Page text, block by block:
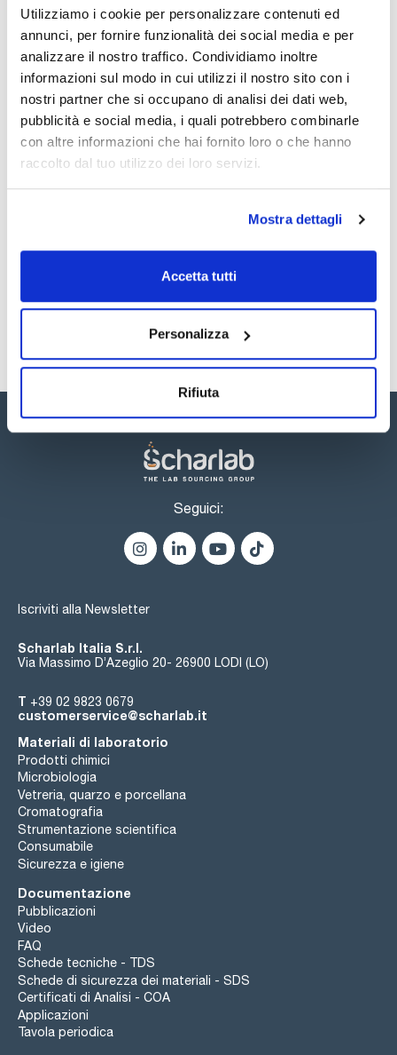
Utilizziamo i cookie per personalizzare contenuti ed
annunci, per fornire funzionalità dei social media e per
analizzare il nostro traffico. Condividiamo inoltre
informazioni sul modo in cui utilizzi il nostro sito con i
nostri partner che si occupano di analisi dei dati web,
pubblicità e social media, i quali potrebbero combinarle
con altre informazioni che hai fornito loro o che hanno
raccolto dal tuo utilizzo dei loro servizi.
Mostra dettagli
Accetta tutti
Personalizza
Rifiuta
Stampa pagina prodotto
Caratteristiche
Capacità (ml) : 500
Femmina : 29/32
Conf. (unità) : 1
Beute a fondo rotondo con collo corto e attacco filettato
Documentazione tecnica
SDS / Scheda di
Registrati per i download
Seguici:
Iscriviti alla Newsletter
Scharlab Italia S.r.l.
Via Massimo D’Azeglio 20- 26900 LODI (LO)
T +39 02 9823 0679
customerservice@scharlab.it
Materiali di laboratorio
Prodotti chimici
Microbiologia
Vetreria, quarzo e porcellana
Cromatografia
Strumentazione scientifica
Consumabile
Sicurezza e igiene
Documentazione
Pubblicazioni
Video
FAQ
Schede tecniche - TDS
Schede di sicurezza dei materiali - SDS
Certificati di Analisi - COA
Applicazioni
Tavola periodica